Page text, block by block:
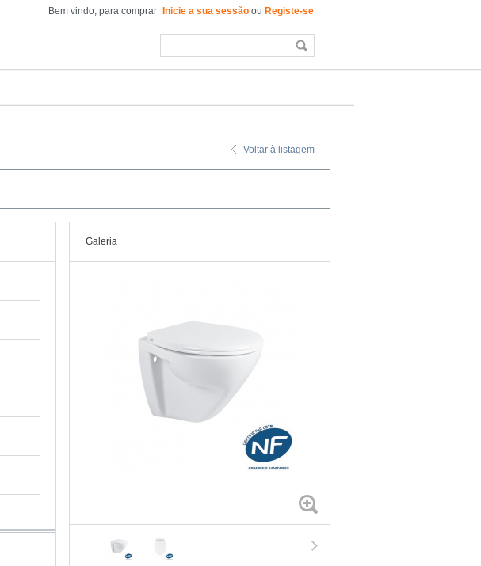
Bem vindo, para comprar Inicie a sua sessão ou Registe-se
Voltar à listagem
Galeria